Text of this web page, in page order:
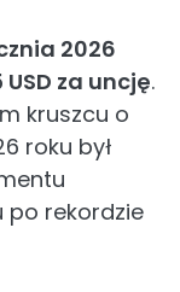
2026
USD za uncję.
kruszcu o
roku był
po rekordzie